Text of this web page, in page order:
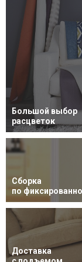
Большой выбор
расцветок
Сборка
по
Доставка